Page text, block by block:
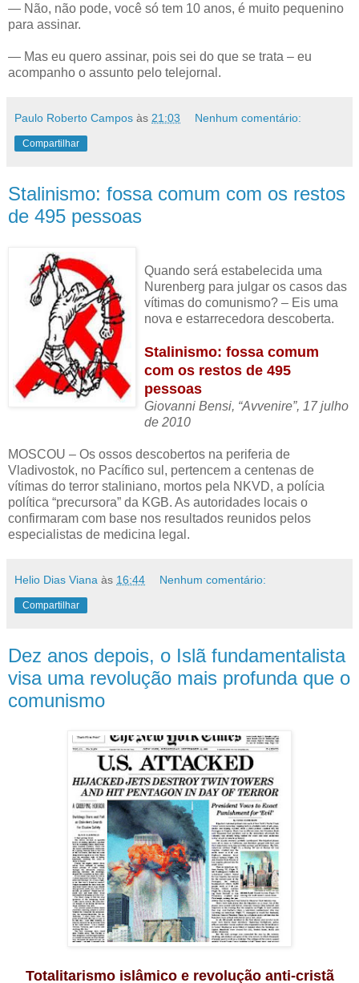
— Não, não pode, você só tem 10 anos, é muito pequenino
para assinar.
— Mas eu quero assinar, pois sei do que se trata – eu
acompanho o assunto pelo telejornal.
Paulo Roberto Campos às 21:03 Nenhum comentário:
Compartilhar
Stalinismo: fossa comum com os restos
de 495 pessoas
Quando será estabelecida uma
Nurenberg para julgar os casos das
vítimas do comunismo? – Eis uma
nova e estarrecedora descoberta.
Stalinismo: fossa comum
com os restos de 495
pessoas
Giovanni Bensi, “Avvenire”, 17 julho
de 2010
MOSCOU – Os ossos descobertos na periferia de
Vladivostok, no Pacífico sul, pertencem a centenas de
vítimas do terror staliniano, mortos pela NKVD, a polícia
política “precursora” da KGB. As autoridades locais o
confirmaram com base nos resultados reunidos pelos
especialistas de medicina legal.
Helio Dias Viana às 16:44 Nenhum comentário:
Compartilhar
Dez anos depois, o Islã fundamentalista
visa uma revolução mais profunda que o
comunismo
Totalitarismo islâmico e revolução anti-cristã